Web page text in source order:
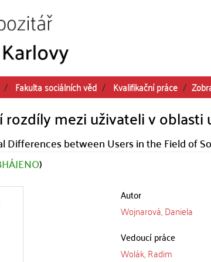
Fakulta sociálních věd Kvalifikační práce
rozdíly mezi uživateli v oblasti
Differences between Users in the Field of
)
Autor
Wojnarová, Daniela
Vedoucí práce
Wolák, Radim